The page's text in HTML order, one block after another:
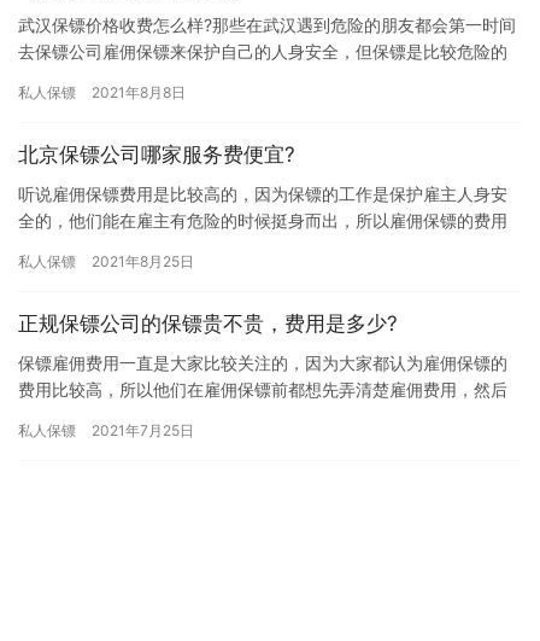
武汉保镖价格收费怎么样?那些在武汉遇到危险的朋友都会第一时间
去保镖公司雇佣保镖来保护自己的人身安全，但保镖是比较危险的
怎么…
私人保镖 2021年8月8日
北京保镖公司哪家服务费便宜?
听说雇佣保镖费用是比较高的，因为保镖的工作是保护雇主人身安
全的，他们能在雇主有危险的时候挺身而出，所以雇佣保镖的费用
作，那北…
私人保镖 2021年8月25日
正规保镖公司的保镖贵不贵，费用是多少?
保镖雇佣费用一直是大家比较关注的，因为大家都认为雇佣保镖的
费用比较高，所以他们在雇佣保镖前都想先弄清楚雇佣费用，然后
用是多…
私人保镖 2021年7月25日